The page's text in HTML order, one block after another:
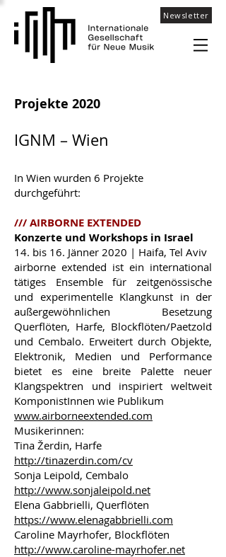
Newsletter
Projekte 2020
IGNM – Wien
In Wien wurden 6 Projekte
durchgeführt:
/// AIRBORNE EXTENDED
Konzerte und Workshops in Israel
14. bis 16. Jänner 2020 | Haifa, Tel Aviv
airborne extended ist ein international
tätiges Ensemble für zeitgenössische
und experimentelle Klangkunst in der
außergewöhnlichen Besetzung
Querflöten, Harfe, Blockflöten/Paetzold
und Cembalo. Erweitert durch Objekte,
Elektronik, Medien und Performance
bietet es eine breite Palette neuer
Klangspektren und inspiriert weltweit
KomponistInnen wie Publikum
www.airborneextended.com
Musikerinnen:
Tina Žerdin, Harfe
http://tinazerdin.com/cv
Sonja Leipold, Cembalo
http://www.sonjaleipold.net
Elena Gabbrielli, Querflöten
https://www.elenagabbrielli.com
Caroline Mayrhofer, Blockflöten
http://www.caroline-mayrhofer.net